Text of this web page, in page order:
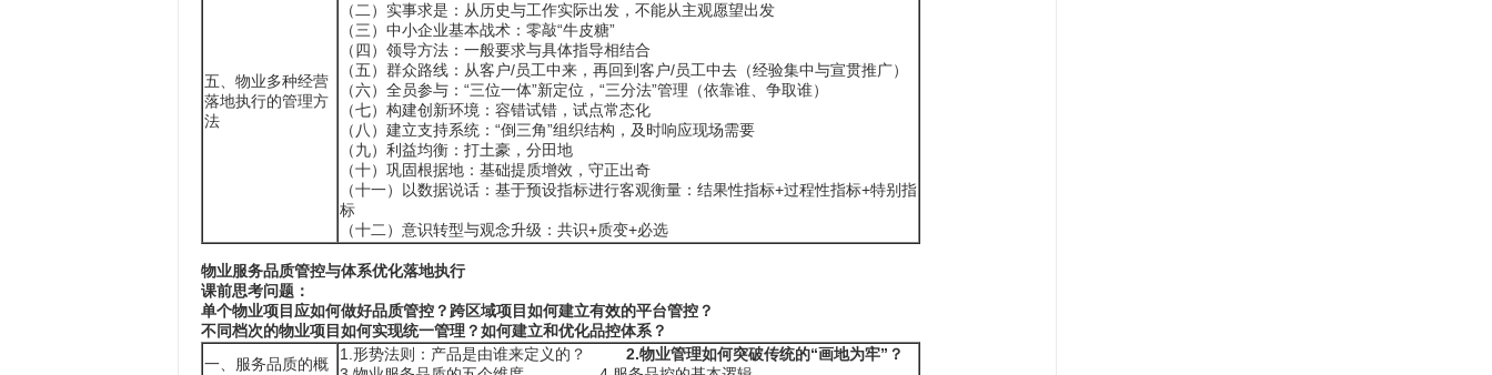
五、物业多种经营
落地执行的管理方
法
（二）实事求是：从历史与工作实际出发，不能从主观愿望出发
（三）中小企业基本战术：零敲“牛皮糖”
（四）领导方法：一般要求与具体指导相结合
（五）群众路线：从客户/员工中来，再回到客户/员工中去（经验集中与宣贯推广）
（六）全员参与：“三位一体”新定位，“三分法”管理（依靠谁、争取谁）
（七）构建创新环境：容错试错，试点常态化
（八）建立支持系统：“倒三角”组织结构，及时响应现场需要
（九）利益均衡：打土豪，分田地
（十）巩固根据地：基础提质增效，守正出奇
（十一）以数据说话：基于预设指标进行客观衡量：结果性指标+过程性指标+特别指
标
（十二）意识转型与观念升级：共识+质变+必选
物业服务品质管控与体系优化落地执行
课前思考问题：
单个物业项目应如何做好品质管控？跨区域项目如何建立有效的平台管控？
不同档次的物业项目如何实现统一管理？如何建立和优化品控体系？
一、服务品质的概
1.形势法则：产品是由谁来定义的？ 2.物业管理如何突破传统的“画地为牢”？